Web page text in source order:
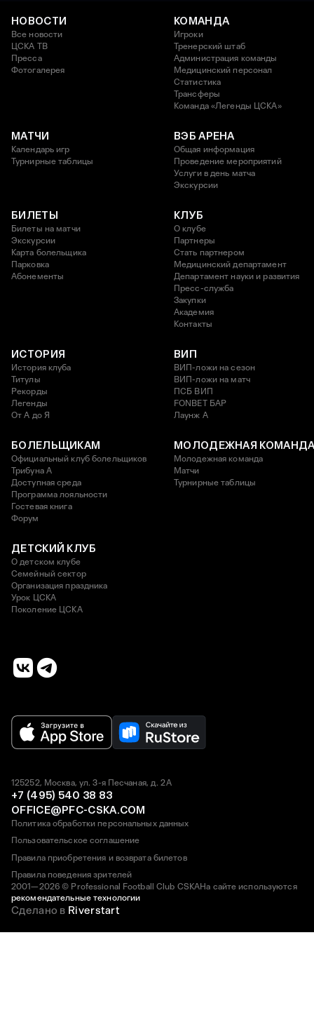
НОВОСТИ
Все новости
ЦСКА ТВ
Пресса
Фотогалерея
КОМАНДА
Игроки
Тренерский штаб
Администрация команды
Медицинский персонал
Статистика
Трансферы
Команда «Легенды ЦСКА»
МАТЧИ
Календарь игр
Турнирные таблицы
ВЭБ АРЕНА
Общая информация
Проведение мероприятий
Услуги в день матча
Экскурсии
БИЛЕТЫ
Билеты на матчи
Экскурсии
Карта болельщика
Парковка
Абонементы
КЛУБ
О клубе
Партнеры
Стать партнером
Медицинский департамент
Департамент науки и развития
Пресс-служба
Закупки
Академия
Контакты
ИСТОРИЯ
История клуба
Титулы
Рекорды
Легенды
От А до Я
ВИП
ВИП-ложи на сезон
ВИП-ложи на матч
ПСБ ВИП
FONBET БАР
Лаунж A
БОЛЕЛЬЩИКАМ
Официальный клуб болельщиков
Трибуна А
Доступная среда
Программа лояльности
Гостевая книга
Форум
МОЛОДЕЖНАЯ
Молодежная команда
Матчи
Турнирные таблицы
ДЕТСКИЙ КЛУБ
О детском клубе
Семейный сектор
Организация праздника
Урок ЦСКА
Поколение ЦСКА
2001—2026 © Professional Football Club CSKAНа сайте используются
рекомендательные технологии
125252, Москва, ул. 3-я Песчаная, д. 2А
+7 (495) 540 38 83
OFFICE@PFC-CSKA.COM
Политика обработки персональных данных
Пользовательское соглашение
Правила приобретения и возврата билетов
Правила поведения зрителей
Сделано в Riverstart